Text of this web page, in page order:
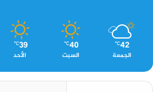
42
℃
الجمعة
40
℃
السبت
39
℃
الأحد